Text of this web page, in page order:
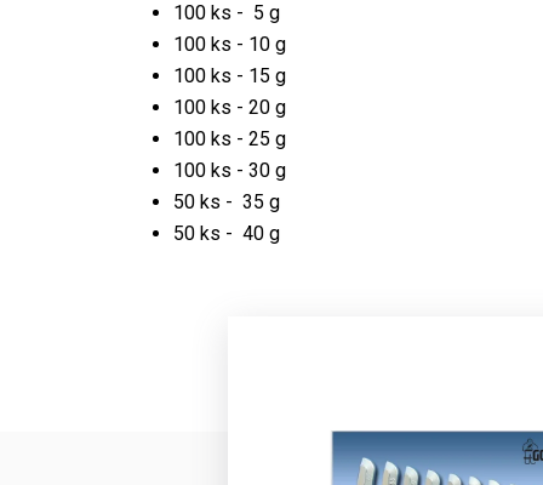
100 ks - 5 g
100 ks - 10 g
100 ks - 15 g
100 ks - 20 g
100 ks - 25 g
100 ks - 30 g
50 ks - 35 g
50 ks - 40 g